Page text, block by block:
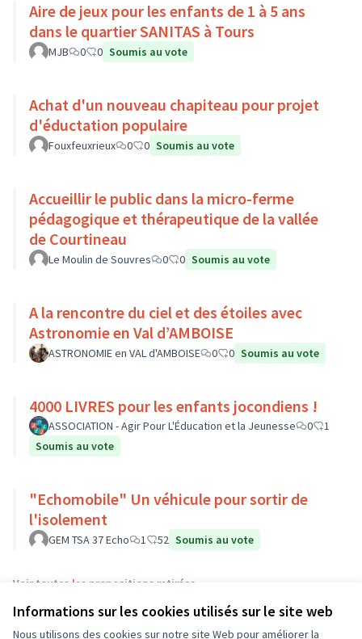
Informations sur les cookies utilisés sur le site web
Nous utilisons des cookies sur notre site Web pour améliorer la
Aire de jeux pour les enfants de 1 à 5 ans
dans le quartier SANITAS à Tours
MJB 0 0 Soumis au vote
Achat d'un nouveau chapiteau pour projet
d'éductation populaire
Fouxfeuxrieux 0 0 Soumis au vote
Accueillir le public dans la micro-ferme
pédagogique et thérapeutique de la vallée
de Courtineau
Le Moulin de Souvres 0 0 Soumis au vote
A la rencontre du ciel et des étoiles avec
Astronomie en Val d’AMBOISE
ASTRONOMIE en VAL d'AMBOISE 0 0 Soumis au vote
4000 LIVRES pour les enfants jocondiens !
ASSOCIATION - Agir Pour L'Éducation et la Jeunesse 0
1
Soumis au vote
"Echomobile" Un véhicule pour sortir de
l'isolement
GEM TSA 37 Echo 1 52 Soumis au vote
Voir toutes les propositions retirées